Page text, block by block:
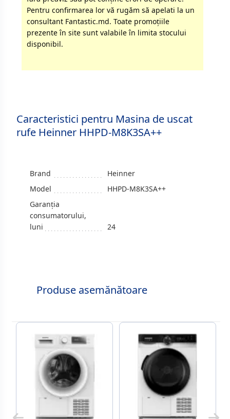
Pentru confirmarea lor vă rugăm să apelati la un
consultant Fantastic.md. Toate promoţiile
prezente în site sunt valabile în limita stocului
disponibil.
Caracteristici pentru Masina de uscat
rufe Heinner HHPD-M8K3SA++
Brand
Heinner
Model
HHPD-M8K3SA++
Garanția
consumatorului,
luni
24
Produse asemănătoare